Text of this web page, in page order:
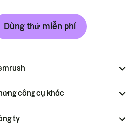
Dùng thử miễn phí
công cụ khác
ty